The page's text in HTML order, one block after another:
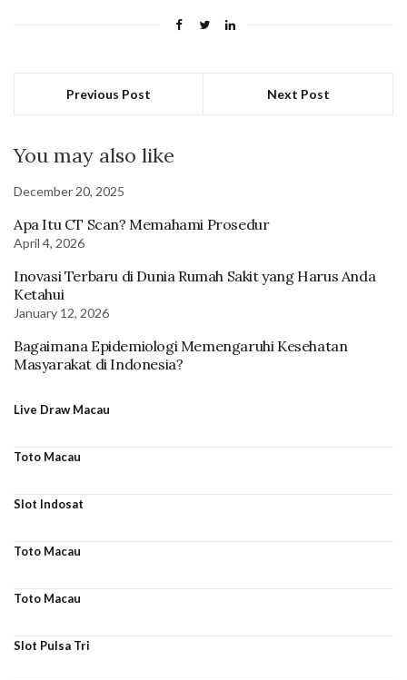
Previous Post Next Post
You may also like
December 20, 2025
Apa Itu CT Scan? Memahami Prosedur
April 4, 2026
Inovasi Terbaru di Dunia Rumah Sakit yang Harus Anda
Ketahui
January 12, 2026
Bagaimana Epidemiologi Memengaruhi Kesehatan
Masyarakat di Indonesia?
Live Draw Macau
Toto Macau
Slot Indosat
Toto Macau
Toto Macau
Slot Pulsa Tri